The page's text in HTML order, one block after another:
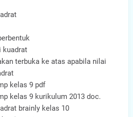
kuadrat
terbuka ke atas apabila nilai
kelas 9 pdf
kelas 9 kurikulum 2013 doc.
brainly kelas 10